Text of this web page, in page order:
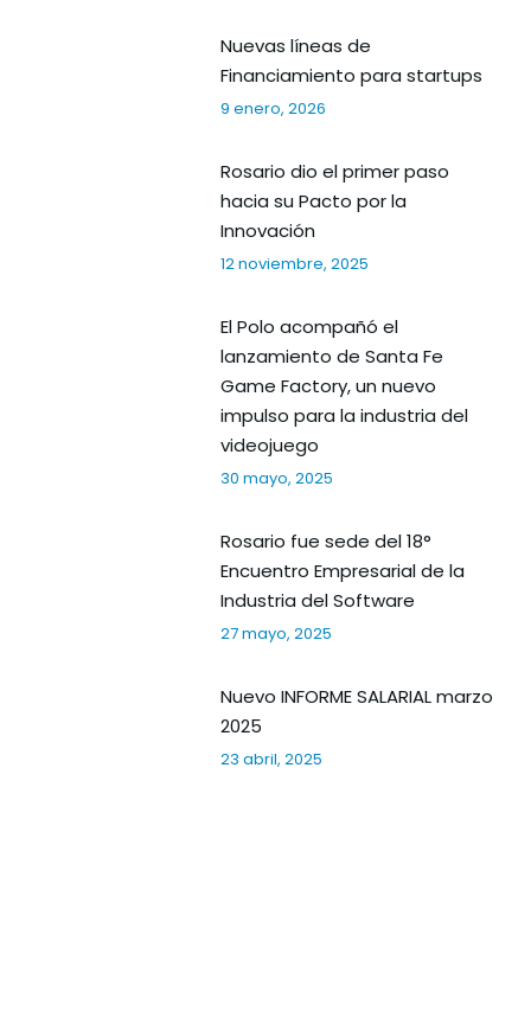
Nuevas líneas de
Financiamiento para startups
9 enero, 2026
Rosario dio el primer paso
hacia su Pacto por la
Innovación
12 noviembre, 2025
El Polo acompañó el
lanzamiento de Santa Fe
Game Factory, un nuevo
impulso para la industria del
videojuego
30 mayo, 2025
Rosario fue sede del 18°
Encuentro Empresarial de la
Industria del Software
27 mayo, 2025
Nuevo INFORME SALARIAL marzo
2025
23 abril, 2025